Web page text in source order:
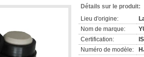
Détails sur le produit:
Lieu d'origine:
Nom de marque:
Certification:
Numéro de modèle: